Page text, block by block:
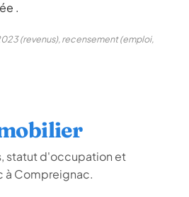
.
(revenus), recensement (emploi,
statut d'occupation et
à Compreignac.